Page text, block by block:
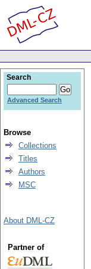
Search
Advanced Search
Browse
Collections
Titles
Authors
MSC
About DML-CZ
Partner of